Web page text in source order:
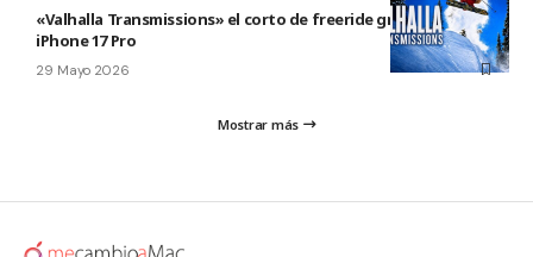
«Valhalla Transmissions» el corto de freeride grabado con el
iPhone 17 Pro
29 Mayo 2026
Mostrar más